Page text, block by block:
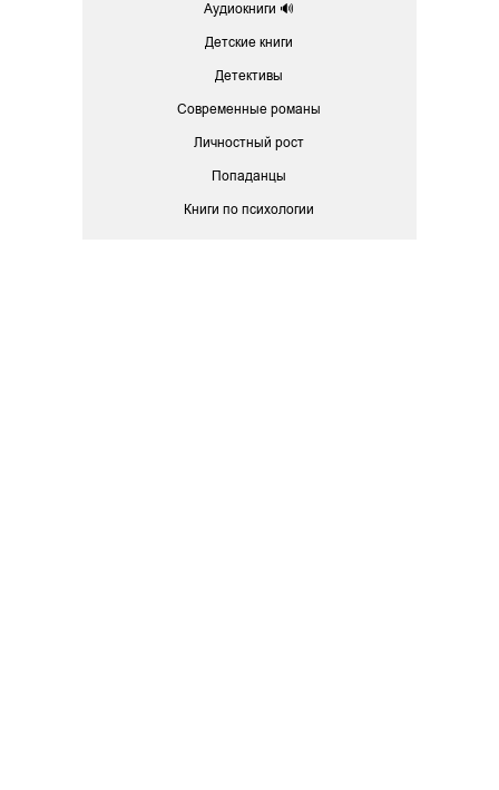
Аудиокниги 🔊
Детские книги
Детективы
Современные романы
Личностный рост
Попаданцы
Книги по психологии